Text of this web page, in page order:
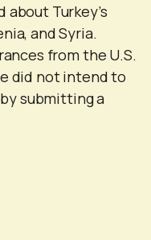
Turkey’s
and Syria.
from the U.S.
did not intend to
submitting a